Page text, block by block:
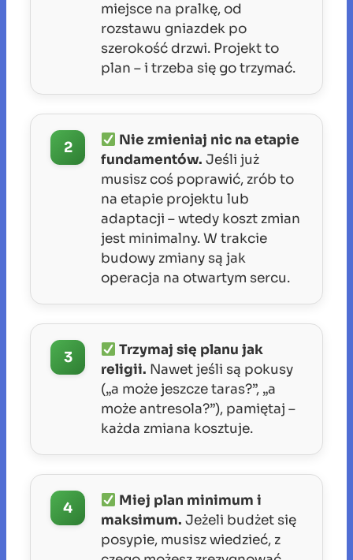
miejsce na pralkę, od
rozstawu gniazdek po
szerokość drzwi. Projekt to
plan – i trzeba się go trzymać.
2
Nie zmieniaj nic na etapie
fundamentów. Jeśli już
musisz coś poprawić, zrób to
na etapie projektu lub
adaptacji – wtedy koszt zmian
jest minimalny. W trakcie
budowy zmiany są jak
operacja na otwartym sercu.
3
Trzymaj się planu jak
religii. Nawet jeśli są pokusy
(„a może jeszcze taras?”, „a
może antresola?”), pamiętaj –
każda zmiana kosztuje.
4
Miej plan minimum i
maksimum. Jeżeli budżet się
posypie, musisz wiedzieć, z